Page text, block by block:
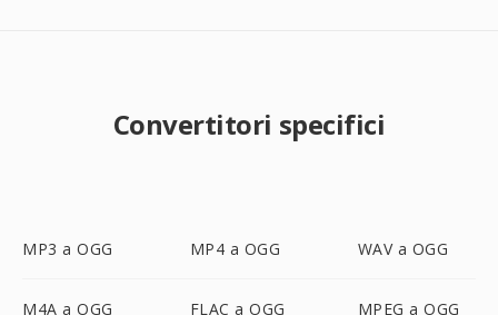
Convertitori specifici
MP3 a OGG MP4 a OGG WAV a OGG
M4A a OGG FLAC a OGG MPEG a OGG